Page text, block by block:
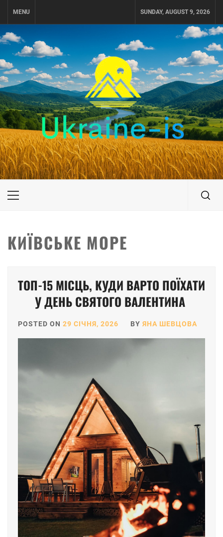
MENU SUNDAY, AUGUST 9, 2026
UKRAINE-IS
ПОДОРОЖI ПО УКРАЇНІ
Primary
КИЇВСЬКЕ МОРЕ
ТОП-15 МІСЦЬ, КУДИ ВАРТО ПОЇХАТИ
У ДЕНЬ СВЯТОГО ВАЛЕНТИНА
POSTED ON 29 СІЧНЯ, 2026 BY ЯНА ШЕВЦОВА